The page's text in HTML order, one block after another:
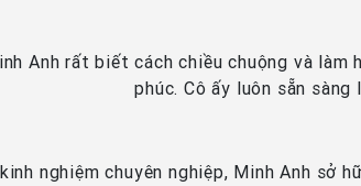
Anh rất biết cách chiều chuộng và
phúc. Cô ấy luôn sẵn
nghiệm chuyên nghiệp, Minh Anh